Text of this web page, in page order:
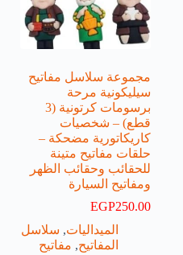
مجموعة سلاسل مفاتيح
سيليكونية مرحة
برسومات كرتونية (3
قطع) – شخصيات
كاريكاتورية مضحكة –
حلقات مفاتيح متينة
للحقائب وحقائب الظهر
ومفاتيح السيارة
EGP250.00
الميداليات, سلاسل
المفاتيح, مفاتيح